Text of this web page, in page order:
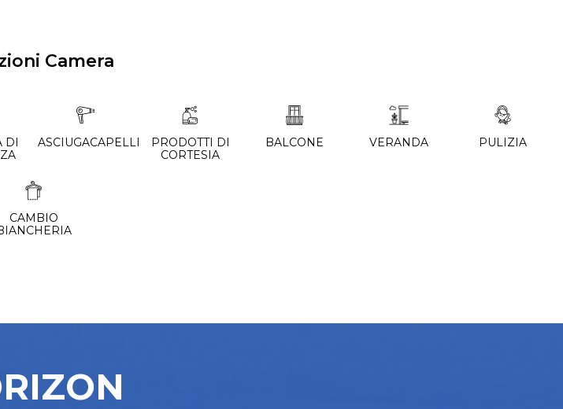
Camera
DI
ASCIUGACAPELLI
PRODOTTI DI
CORTESIA
BALCONE VERANDA PULIZIA
CAMBIO